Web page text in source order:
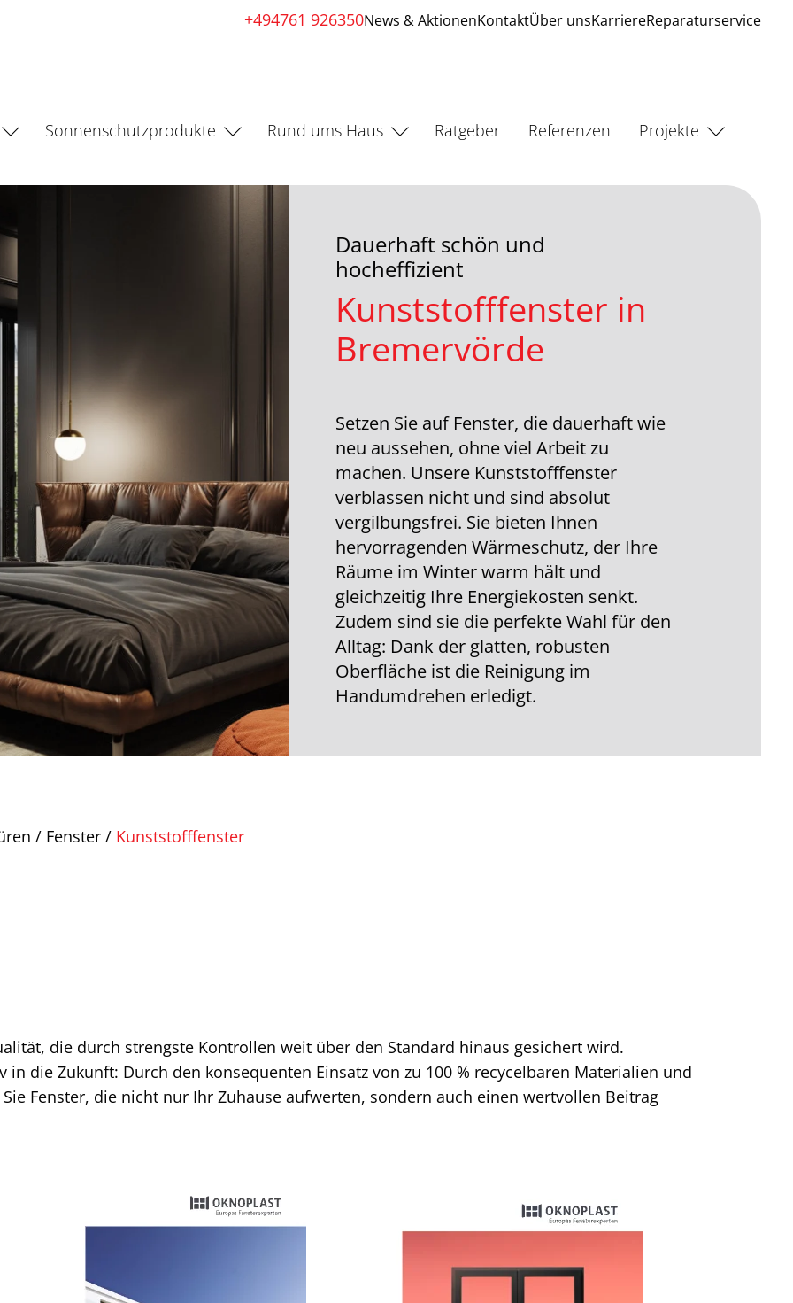
+494761 926350News & AktionenKontaktÜber unsKarriereReparaturservice
Sonnenschutzprodukte Rund ums Haus Ratgeber Referenzen Projekte
/ Fenster / Kunststofffenster
Dauerhaft schön und
hocheffizient
Kunststofffenster in
Bremervörde
Setzen Sie auf Fenster, die dauerhaft wie
neu aussehen, ohne viel Arbeit zu
machen. Unsere Kunststofffenster
verblassen nicht und sind absolut
vergilbungsfrei. Sie bieten Ihnen
hervorragenden Wärmeschutz, der Ihre
Räume im Winter warm hält und
gleichzeitig Ihre Energiekosten senkt.
Zudem sind sie die perfekte Wahl für den
Alltag: Dank der glatten, robusten
Oberfläche ist die Reinigung im
Handumdrehen erledigt.
die durch strengste Kontrollen weit über den Standard hinaus gesichert wird.
die Zukunft: Durch den konsequenten Einsatz von zu 100 % recycelbaren Materialien und
Fenster, die nicht nur Ihr Zuhause aufwerten, sondern auch einen wertvollen Beitrag